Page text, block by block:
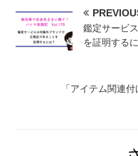
鑑定サービ
を証明する
「アイテム関連